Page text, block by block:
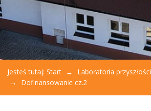
Jesteś tutaj: Start
Laboratoria przyszłości
Dofinansowanie cz.2